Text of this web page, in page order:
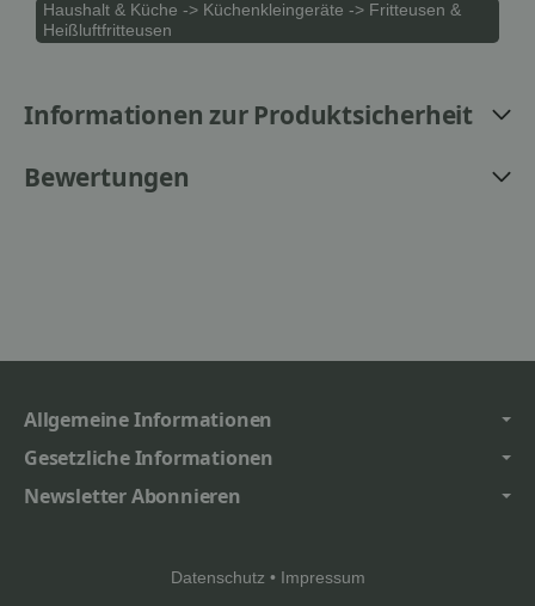
Haushalt & Küche -> Küchenkleingeräte -> Fritteusen &
Heißluftfritteusen
Informationen zur Produktsicherheit
Bewertungen
Allgemeine Informationen
Gesetzliche Informationen
Newsletter Abonnieren
Datenschutz • Impressum